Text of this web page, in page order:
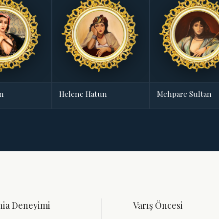
Helene Hatun Mehpare Sultan
Deneyimi Varış Öncesi